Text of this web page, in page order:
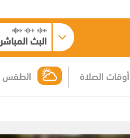
البث المباشر
الطقس أوقات الصلاة